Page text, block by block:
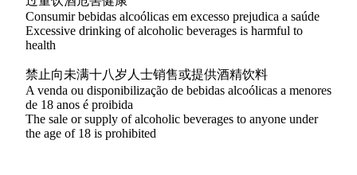
Consumir bebidas alcoólicas em excesso prejudica a saúde
Excessive drinking of alcoholic beverages is harmful to
health
禁止向未满十八岁人士销售或提供酒精饮料
A venda ou disponibilização de bebidas alcoólicas a menores
de 18 anos é proibida
The sale or supply of alcoholic beverages to anyone under
the age of 18 is prohibited